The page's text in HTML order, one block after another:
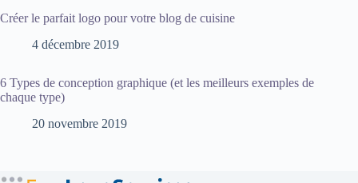
Créer le parfait logo pour votre blog de cuisine
4 décembre 2019
6 Types de conception graphique (et les meilleurs exemples de
chaque type)
20 novembre 2019